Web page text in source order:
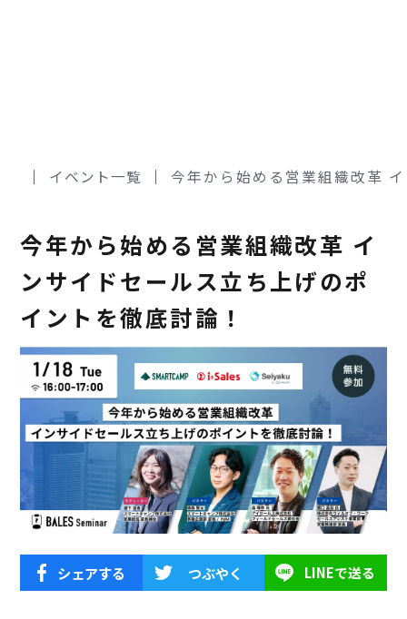
イベント一覧 今年から始める営業組織改革
今年から始める営業組織改革 イ
ンサイドセールス立ち上げのポ
イントを徹底討論！
シェアする つぶやく LINEで送る